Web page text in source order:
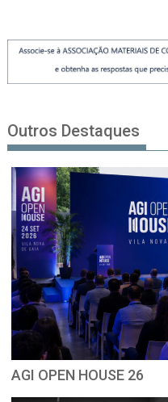
Outros Destaques
AGI OPEN HOUSE 26